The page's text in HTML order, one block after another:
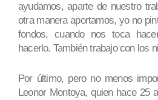
ayudamos, aparte de nuestro
otra manera aportamos, yo no
fondos, cuando nos toca
hacerlo. También trabajo con los
Por último, pero no menos
Leonor Montoya, quien hace 25